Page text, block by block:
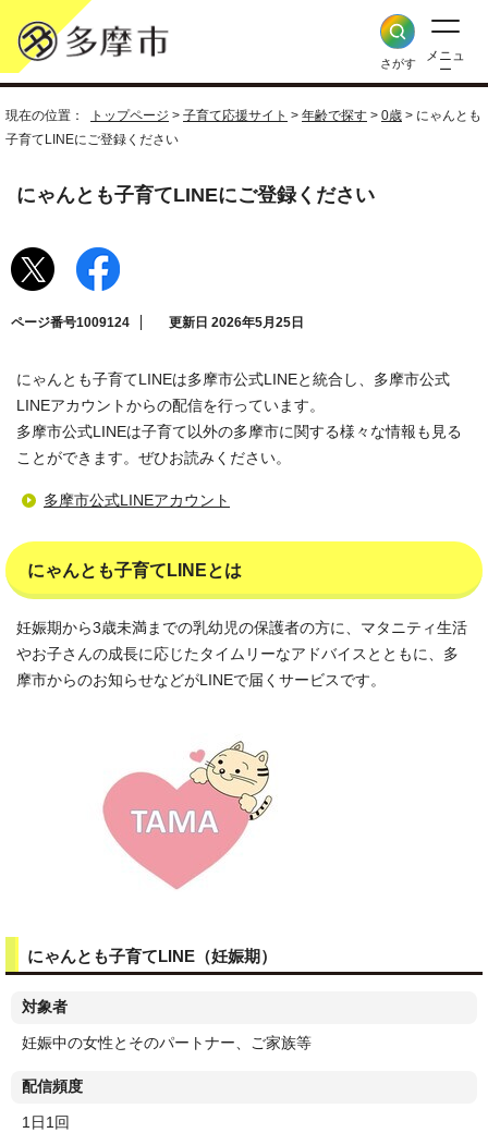
さがす
メニュ
ー
現在の位置： トップページ > 子育て応援サイト > 年齢で探す > 0歳 > にゃんとも
子育てLINEにご登録ください
にゃんとも子育てLINEにご登録ください
ページ番号1009124 更新日 2026年5月25日
にゃんとも子育てLINEは多摩市公式LINEと統合し、多摩市公式
LINEアカウントからの配信を行っています。
多摩市公式LINEは子育て以外の多摩市に関する様々な情報も見る
ことができます。ぜひお読みください。
多摩市公式LINEアカウント
にゃんとも子育てLINEとは
妊娠期から3歳未満までの乳幼児の保護者の方に、マタニティ生活
やお子さんの成長に応じたタイムリーなアドバイスとともに、多
摩市からのお知らせなどがLINEで届くサービスです。
にゃんとも子育てLINE（妊娠期）
対象者
妊娠中の女性とそのパートナー、ご家族等
配信頻度
1日1回